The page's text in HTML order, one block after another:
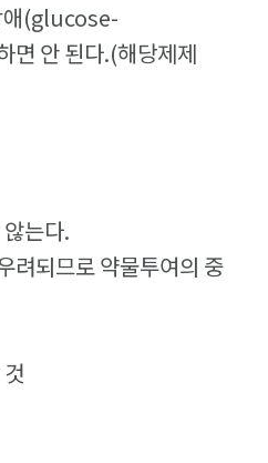
애(glucose-
안 된다.(해당제제
는다.
려되므로 약물투여의 중